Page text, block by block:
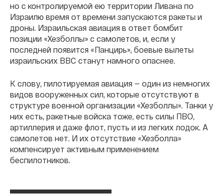
но с контролируемой ею территории Ливана по
Израилю время от времени запускаются ракеты и
дроны. Израильская авиация в ответ бомбит
позиции «Хезболлы» с самолетов, и, если у
последней появится «Панцирь», боевые вылеты
израильских ВВС станут намного опаснее.
К слову, пилотируемая авиация — один из немногих
видов вооруженных сил, которые отсутствуют в
структуре военной организации «Хезболлы». Танки у
них есть, ракетные войска тоже, есть силы ПВО,
артиллерия и даже флот, пусть и из легких лодок. А
самолетов нет. И их отсутствие «Хезболла»
компенсирует активным применением
беспилотников.